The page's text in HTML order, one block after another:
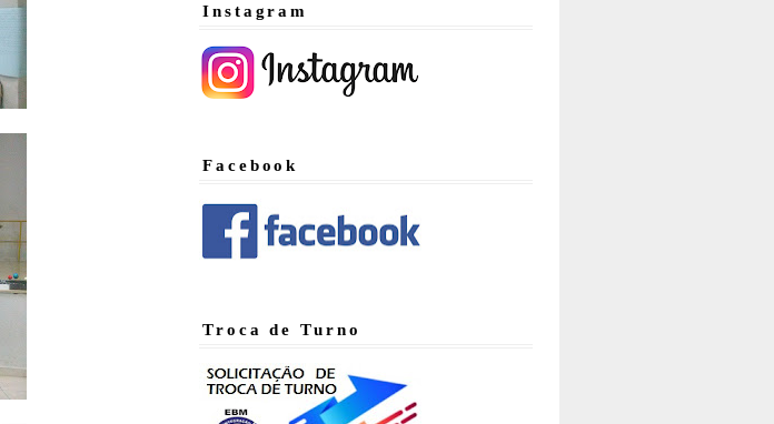
Instagram
Facebook
Troca de Turno